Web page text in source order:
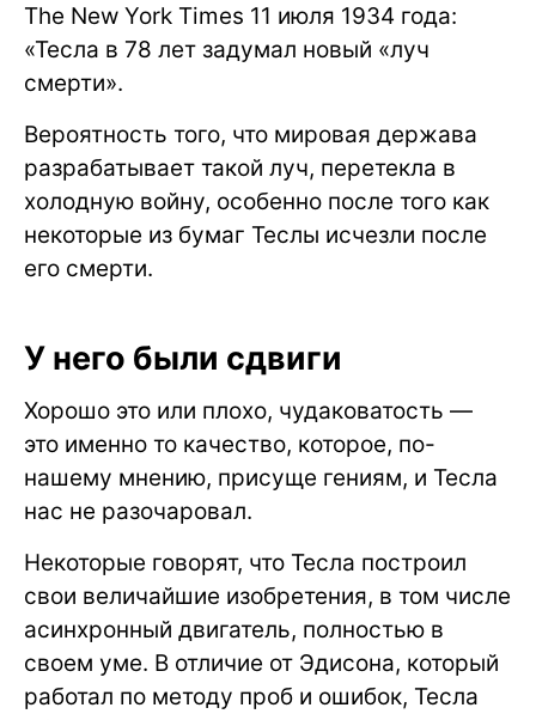
The New York Times 11 июля 1934 года:
«Тесла в 78 лет задумал новый «луч
смерти».
Вероятность того, что мировая держава
разрабатывает такой луч, перетекла в
холодную войну, особенно после того как
некоторые из бумаг Теслы исчезли после
его смерти.
У него были сдвиги
Хорошо это или плохо, чудаковатость —
это именно то качество, которое, по-
нашему мнению, присуще гениям, и Тесла
нас не разочаровал.
Некоторые говорят, что Тесла построил
свои величайшие изобретения, в том числе
асинхронный двигатель, полностью в
своем уме. В отличие от Эдисона, который
работал по методу проб и ошибок, Тесла